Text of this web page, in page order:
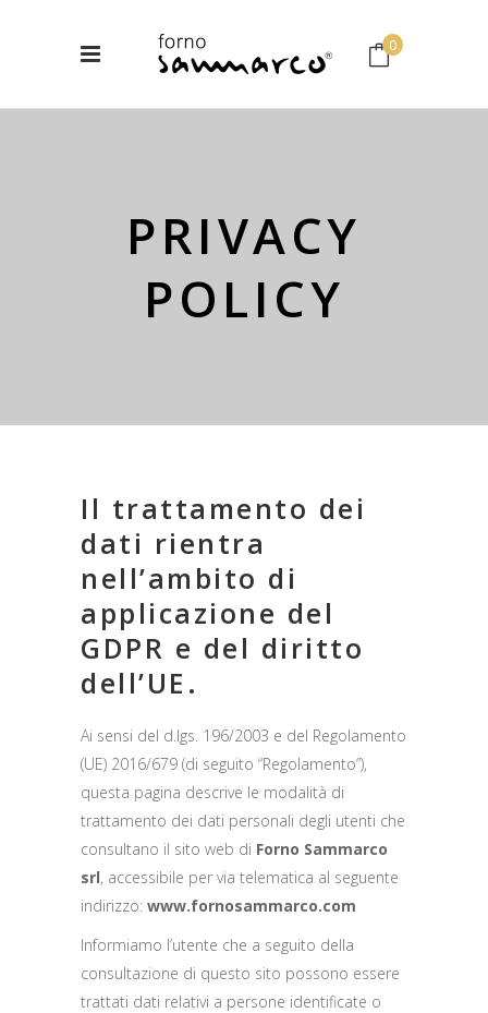
0
PRIVACY
POLICY
Il trattamento dei
dati rientra
nell’ambito di
applicazione del
GDPR e del diritto
dell’UE.
Ai sensi del d.lgs. 196/2003 e del Regolamento
(UE) 2016/679 (di seguito “Regolamento”),
questa pagina descrive le modalità di
trattamento dei dati personali degli utenti che
consultano il sito web di Forno Sammarco
srl, accessibile per via telematica al seguente
indirizzo: www.fornosammarco.com
Informiamo l’utente che a seguito della
consultazione di questo sito possono essere
trattati dati relativi a persone identificate o